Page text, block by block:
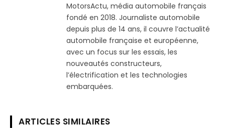
MotorsActu, média automobile français
fondé en 2018. Journaliste automobile
depuis plus de 14 ans, il couvre l’actualité
automobile française et européenne,
avec un focus sur les essais, les
nouveautés constructeurs,
l’électrification et les technologies
embarquées.
ARTICLES SIMILAIRES